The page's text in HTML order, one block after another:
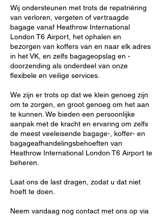
Wij ondersteunen met trots de repatriëring
van verloren, vergeten of vertraagde
bagage vanaf Heathrow International
London T6 Airport, het ophalen en
bezorgen van koffers van en naar elk adres
in het VK, en zelfs bagageopslag en -
doorzending als onderdeel van onze
flexibele en veilige services.
We zijn er trots op dat we klein genoeg zijn
om te zorgen, en groot genoeg om het aan
te kunnen. We bieden een persoonlijke
aanpak met de kracht en ervaring om zelfs
de meest veeleisende bagage-, koffer- en
bagageafhandelingsbehoeften van
Heathrow International London T6 Airport te
beheren.
Laat ons de last dragen, zodat u dat niet
hoeft te doen.
Neem vandaag nog contact met ons op via